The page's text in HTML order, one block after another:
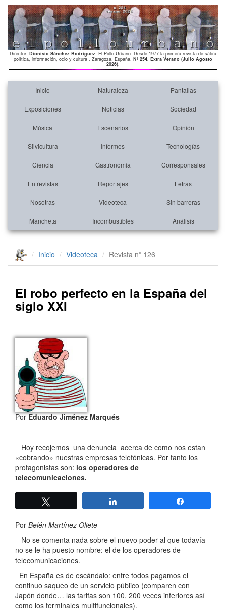
Director: Dionisio Sánchez Rodríguez. El Pollo Urbano. Desde 1977 la primera revista de sátira
política, información, ocio y cultura . Zaragoza. España. Nº 254. Extra Verano (Julio Agosto
2026).
Inicio Naturaleza Pantallas
Exposiciones Noticias Sociedad
Música Escenarios Opinión
Silvicultura Informes Tecnologías
Ciencia Gastronomía Corresponsales
Entrevistas Reportajes Letras
Nosotras Videoteca Sin barreras
Mancheta Incombustibles Análisis
Inicio Videoteca Revista nº 126
El robo perfecto en la España del
siglo XXI
PorEduardo Jiménez Marqués
Hoy recojemos una denuncia acerca de como nos estan
«cobrando» nuestras empresas telefónicas. Por tanto los
protagonistas son: los operadores de
telecomunicaciones.
Por Belén Martínez Oliete
No se comenta nada sobre el nuevo poder al que todavía
no se le ha puesto nombre: el de los operadores de
telecomunicaciones.
En España es de escándalo: entre todos pagamos el
continuo saqueo de un servicio público (comparen con
Japón donde… las tarifas son 100, 200 veces inferiores así
como los terminales multifuncionales).